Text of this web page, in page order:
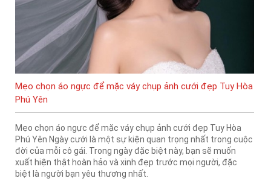
Mẹo chọn áo ngực để mặc váy chụp ảnh cưới đẹp Tuy Hòa
Phú Yên
Mẹo chọn áo ngực để mặc váy chụp ảnh cưới đẹp Tuy Hòa
Phú Yên Ngày cưới là một sự kiện quan trọng nhất trong cuộc
đời của mỗi cô gái. Trong ngày đặc biệt này, bạn sẽ muốn
xuất hiện thật hoàn hảo và xinh đẹp trước mọi người, đặc
biệt là người bạn yêu thương nhất.